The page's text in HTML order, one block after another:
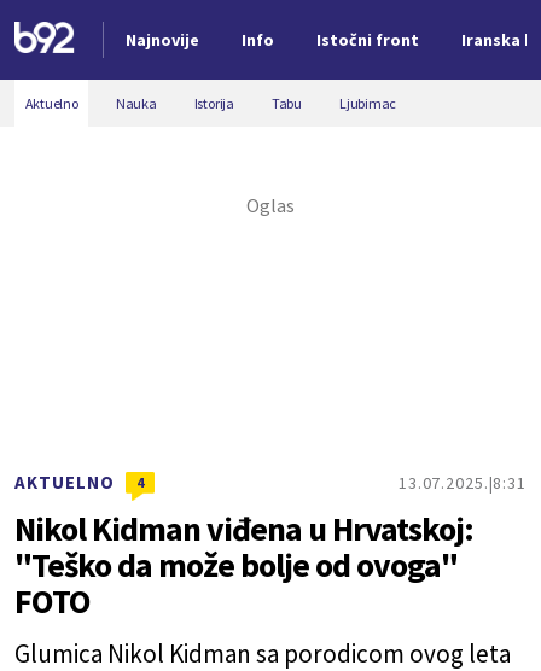
Najnovije Info Istočni front Iranska
Nova vest
Aktuelno Nauka Istorija Tabu Ljubimac
AKTUELNO 4 13.07.2025. 8:31
Nikol Kidman viđena u Hrvatskoj:
"Teško da može bolje od ovoga"
FOTO
Glumica Nikol Kidman sa porodicom ovog leta